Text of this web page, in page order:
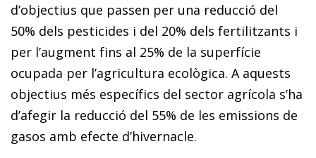
d’objectius que passen per una reducció del
50% dels pesticides i del 20% dels fertilitzants i
per l’augment fins al 25% de la superfície
ocupada per l’agricultura ecològica. A aquests
objectius més específics del sector agrícola s’ha
d’afegir la reducció del 55% de les emissions de
gasos amb efecte d’hivernacle.